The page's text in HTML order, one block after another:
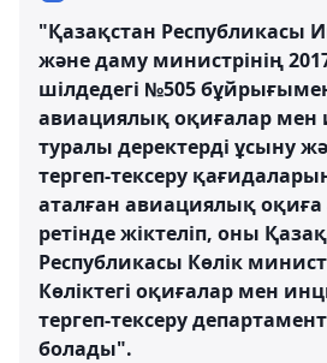
"Қазақстан Республикасы
және даму министрінің
шілдедегі №505 бұйрығымен
авиациялық оқиғалар мен
туралы деректерді ұсыну
тергеп-тексеру
аталған авиациялық
ретінде жіктеліп, оны
Республикасы Көлік
Көліктегі оқиғалар мен
тергеп-тексеру
болады".